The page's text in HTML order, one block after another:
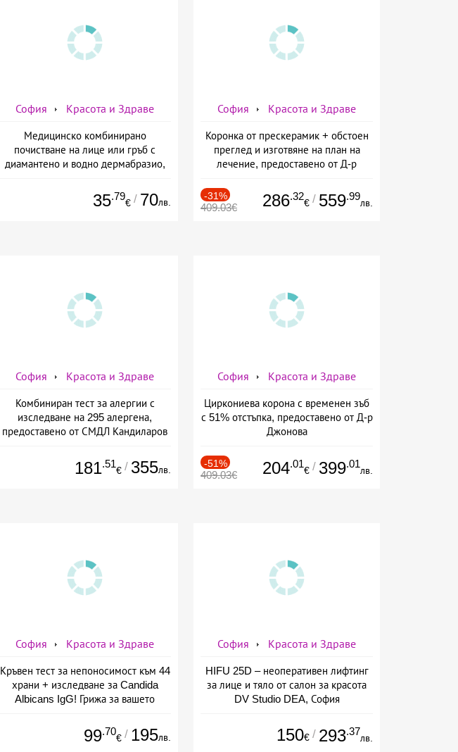
София Красота и Здраве
Медицинско комбинирано
почистване на лице или гръб с
диамантено и водно дермабразио,
Естетичен център Симона
35.79
€ / 70лв.
София Красота и Здраве
Коронка от прескерамик + обстоен
преглед и изготвяне на план на
лечение, предоставено от Д-р
-31%
409.03€ 286.32
€ / 559.99
лв.
София Красота и Здраве
Комбиниран тест за алергии с
изследване на 295 алергена,
предоставено от СМДЛ Кандиларов
181.51
€ / 355лв.
София Красота и Здраве
Циркониева корона с временен зъб
с 51% отстъпка, предоставено от Д-р
Джонова
-51%
409.03€ 204.01
€ / 399.01
лв.
София Красота и Здраве
Кръвен тест за непоносимост към 44
храни + изследване за Candida
Albicans IgG! Грижа за вашето
99.70
€ / 195лв.
София Красота и Здраве
HIFU 25D – неоперативен лифтинг
за лице и тяло от салон за красота
DV Studio DEA, София
150€ / 293.37
лв.